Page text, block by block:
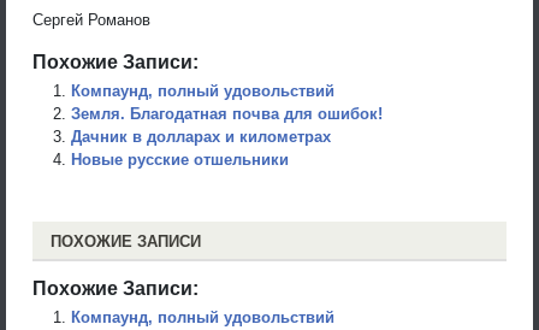
Сергей Романов
Похожие Записи:
Компаунд, полный удовольствий
Земля. Благодатная почва для ошибок!
Дачник в долларах и километрах
Новые русские отшельники
ПОХОЖИЕ ЗАПИСИ
Похожие Записи:
Компаунд, полный удовольствий